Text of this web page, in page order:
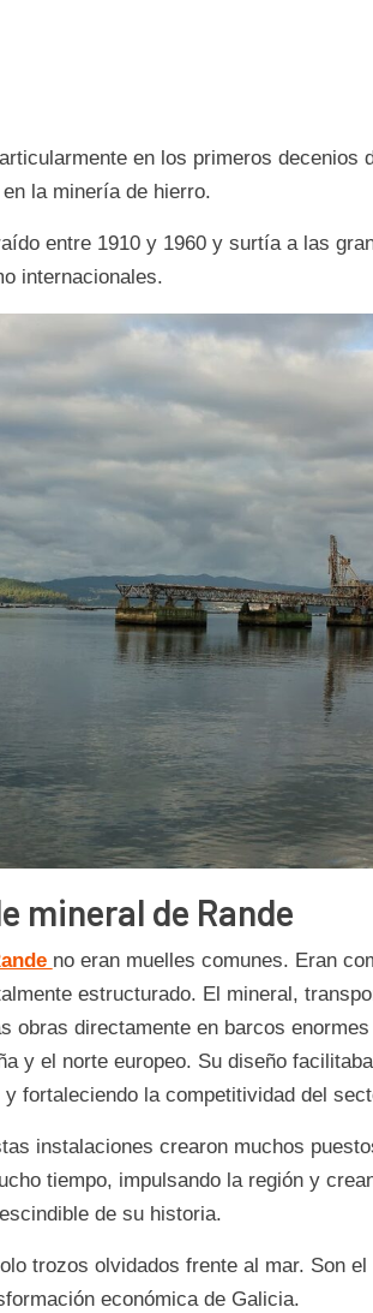
en los primeros decenios
la minería de hierro.
entre 1910 y 1960 y surtía a las
internacionales.
mineral de Rande
no eran muelles comunes. Eran
estructurado. El mineral,
obras directamente en barcos
y el norte europeo. Su diseño
fortaleciendo la competitividad del
instalaciones crearon muchos
tiempo, impulsando la región y
de su historia.
trozos olvidados frente al mar. Son
económica de Galicia.